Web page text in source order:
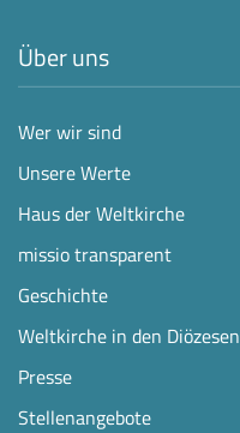
Über uns
Wer wir sind
Unsere Werte
Haus der Weltkirche
missio transparent
Geschichte
Weltkirche in den Diözesen
Presse
Stellenangebote